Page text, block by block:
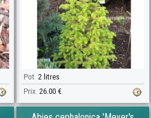
Pot 2 litres
Prix 26.00 €